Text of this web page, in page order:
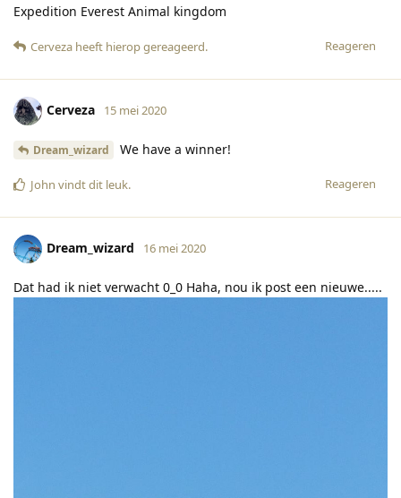
Expedition Everest Animal kingdom
Reageren
Cerveza heeft hierop gereageerd.
Cerveza 15 mei 2020
Dream_wizard We have a winner!
Reageren
John vindt dit leuk.
Dream_wizard 16 mei 2020
Dat had ik niet verwacht 0_0 Haha, nou ik post een nieuwe.....